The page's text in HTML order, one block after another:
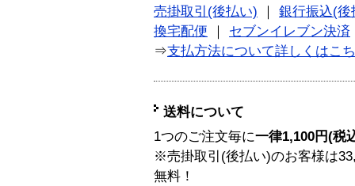
売掛取引(後払い)
銀行振込(後
換宅配便
セブンイレブン決済
⇒支払方法について詳しくはこ
送料について
1つのご注文毎に一律1,100円(税
※売掛取引(後払い)のお客様は
無料！